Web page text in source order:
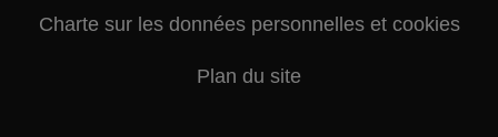
Charte sur les données personnelles et cookies
Plan du site